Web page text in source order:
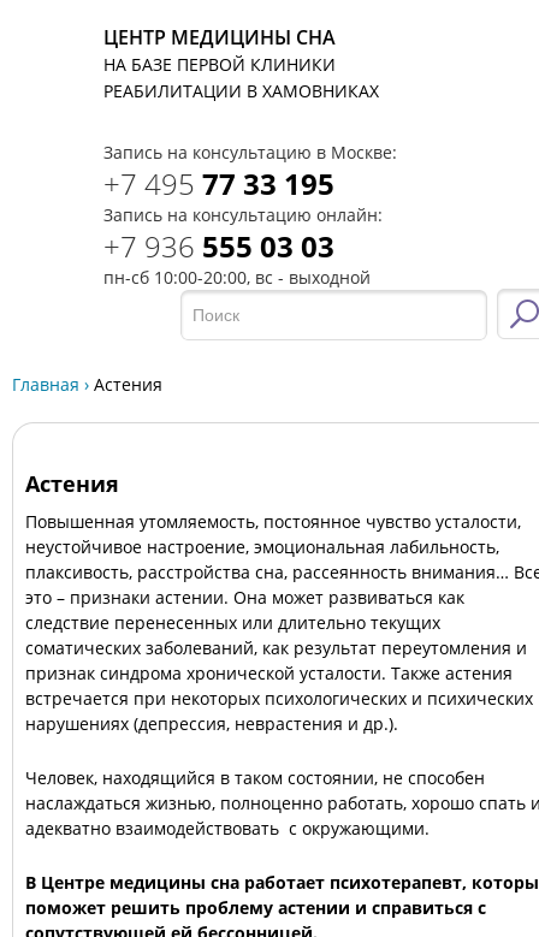
ЦЕНТР МЕДИЦИНЫ СНА
НА БАЗЕ ПЕРВОЙ КЛИНИКИ
РЕАБИЛИТАЦИИ В ХАМОВНИКАХ
Запись на консультацию в Москве:
+7 495 77 33 195
Запись на консультацию онлайн:
+7 936 555 03 03
пн-сб 10:00-20:00, вс - выходной
Главная › Астения
Астения
Повышенная утомляемость, постоянное чувство усталости,
неустойчивое настроение, эмоциональная лабильность,
плаксивость, расстройства сна, рассеянность внимания…
это – признаки астении. Она может развиваться как
следствие перенесенных или длительно текущих
соматических заболеваний, как результат переутомления и
признак синдрома хронической усталости. Также астения
встречается при некоторых психологических и психических
нарушениях (депрессия, неврастения и др.).
Человек, находящийся в таком состоянии, не способен
наслаждаться жизнью, полноценно работать, хорошо спать
адекватно взаимодействовать с окружающими.
В Центре медицины сна работает психотерапевт,
поможет решить проблему астении и справиться с